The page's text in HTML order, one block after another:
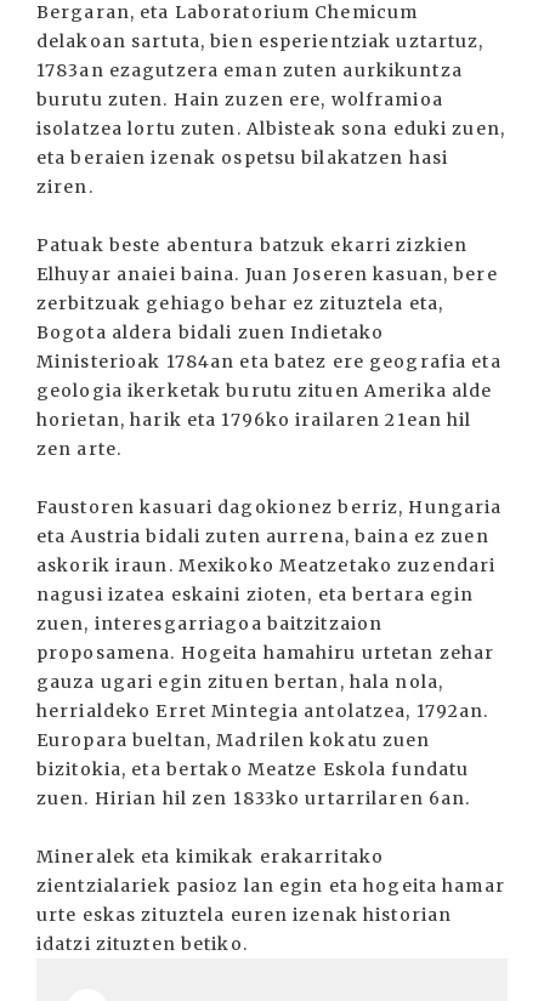
Bergaran, eta Laboratorium Chemicum
delakoan sartuta, bien esperientziak uztartuz,
1783an ezagutzera eman zuten aurkikuntza
burutu zuten. Hain zuzen ere, wolframioa
isolatzea lortu zuten. Albisteak sona eduki zuen,
eta beraien izenak ospetsu bilakatzen hasi
ziren.
Patuak beste abentura batzuk ekarri zizkien
Elhuyar anaiei baina. Juan Joseren kasuan, bere
zerbitzuak gehiago behar ez zituztela eta,
Bogota aldera bidali zuen Indietako
Ministerioak 1784an eta batez ere geografia eta
geologia ikerketak burutu zituen Amerika alde
horietan, harik eta 1796ko irailaren 21ean hil
zen arte.
Faustoren kasuari dagokionez berriz, Hungaria
eta Austria bidali zuten aurrena, baina ez zuen
askorik iraun. Mexikoko Meatzetako zuzendari
nagusi izatea eskaini zioten, eta bertara egin
zuen, interesgarriagoa baitzitzaion
proposamena. Hogeita hamahiru urtetan zehar
gauza ugari egin zituen bertan, hala nola,
herrialdeko Erret Mintegia antolatzea, 1792an.
Europara bueltan, Madrilen kokatu zuen
bizitokia, eta bertako Meatze Eskola fundatu
zuen. Hirian hil zen 1833ko urtarrilaren 6an.
Mineralek eta kimikak erakarritako
zientzialariek pasioz lan egin eta hogeita hamar
urte eskas zituztela euren izenak historian
idatzi zituzten betiko.